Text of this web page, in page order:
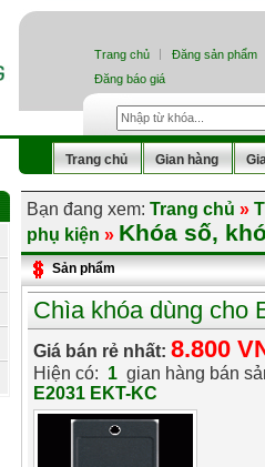
Trang chủ
Đăng sản phẩm
Đăng báo giá
Trang chủ Gian hàng
Bạn đang xem: Trang chủ »
phụ kiện » Khóa số,
Sản phẩm
Chìa khóa dùng cho
Giá bán rẻ nhất: 8.800
Hiện có: 1gian hàng bán
E2031 EKT-KC